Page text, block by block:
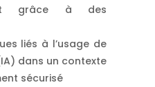
grâce à des
liés à l’usage de
dans un contexte
sécurisé